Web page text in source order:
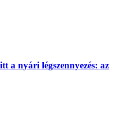
a nyári légszennyezés: az